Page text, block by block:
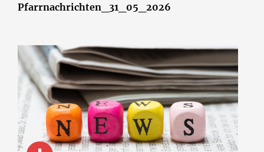
Pfarrnachrichten_31_05_2026